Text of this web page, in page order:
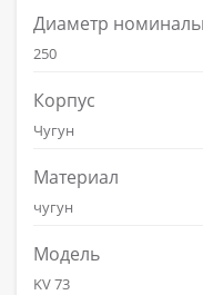
Диаметр
250
Корпус
Чугун
Материал
чугун
Модель
KV 73